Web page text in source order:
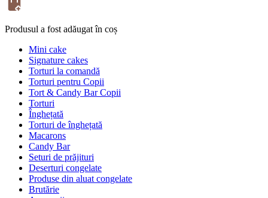
Produsul a fost adăugat în coș
Mini cake
Signature cakes
Torturi la comandă
Torturi pentru Copii
Tort & Candy Bar Copii
Torturi
Înghețată
Torturi de înghețată
Macarons
Candy Bar
Seturi de prăjituri
Deserturi congelate
Produse din aluat congelate
Brutărie